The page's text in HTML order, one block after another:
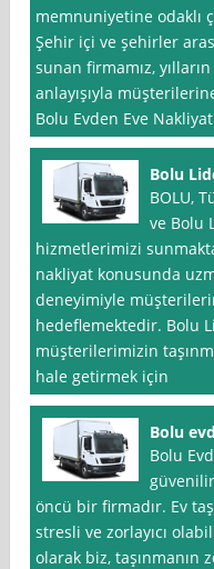
memnuniyetine odaklı
Şehir içi ve şehirler
sunan firmamız,
anlayışıyla
Bolu Evden Eve Nakliyat
Bolu
BOLU,
ve Bolu
hizmetlerimizi
nakliyat konusunda
deneyimiyle
hedeflemektedir. Bolu
müşterilerimizin
hale getirmek için
Bolu
Bolu
öncü bir firmadır. Ev
stresli ve zorlayıcı
olarak biz, taşınmanın